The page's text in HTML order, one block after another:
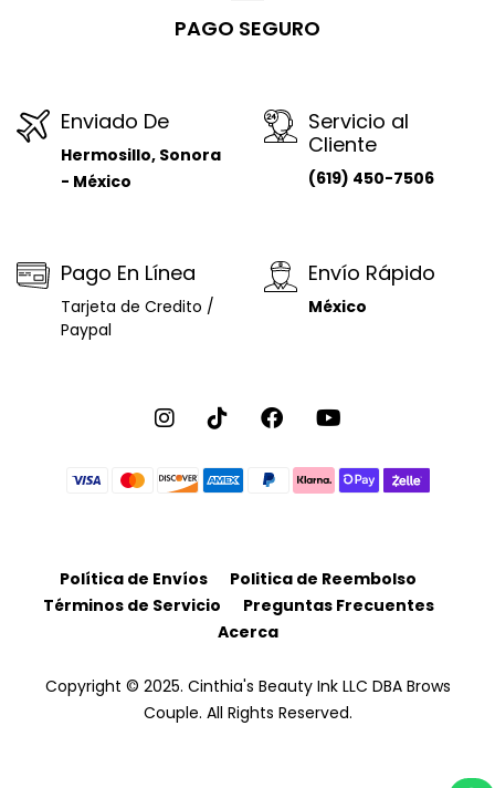
PAGO SEGURO
Enviado De
Hermosillo, Sonora
- México
Servicio al
Cliente
(619) 450-7506
Pago En Línea
Tarjeta de Credito /
Paypal
Envío Rápido
México
Política de Envíos
Politica de Reembolso
Términos de Servicio
Preguntas Frecuentes
Acerca
Copyright © 2025. Cinthia's Beauty Ink LLC DBA Brows
Couple. All Rights Reserved.